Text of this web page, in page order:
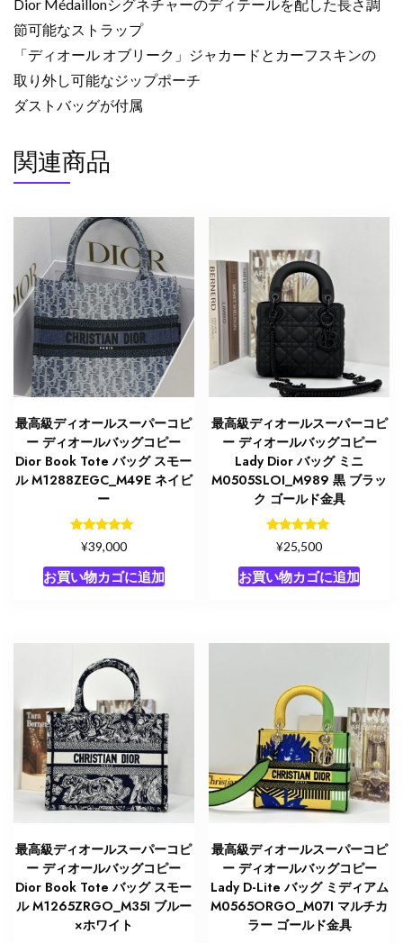
Dior Médaillonシグネチャーのディテールを配した長さ調
節可能なストラップ
「ディオール オブリーク」ジャカードとカーフスキンの
取り外し可能なジップポーチ
ダストバッグが付属
関連商品
最高級ディオールスーパーコピ
ー ディオールバッグコピー
Dior Book Tote バッグ スモー
ル M1288ZEGC_M49E ネイビ
ー
5段階中
5.00
の評価
¥39,000
お買い物カゴに追加
最高級ディオールスーパーコピ
ー ディオールバッグコピー
Lady Dior バッグ ミニ
M0505SLOI_M989 黒 ブラッ
ク ゴールド金具
5段階中
5.00
の評価
¥25,500
お買い物カゴに追加
最高級ディオールスーパーコピ
ー ディオールバッグコピー
Dior Book Tote バッグ スモー
ル M1265ZRGO_M35I ブルー
×ホワイト
最高級ディオールスーパーコピ
ー ディオールバッグコピー
Lady D-Lite バッグ ミディアム
M0565ORGO_M07I マルチカ
ラー ゴールド金具